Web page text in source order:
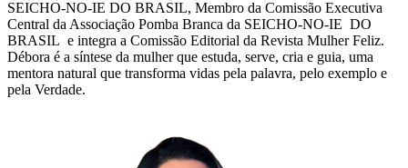
SEICHO-NO-IE DO BRASIL, Membro da Comissão Executiva
Central da Associação Pomba Branca da SEICHO-NO-IE DO
BRASIL e integra a Comissão Editorial da Revista Mulher Feliz.
Débora é a síntese da mulher que estuda, serve, cria e guia, uma
mentora natural que transforma vidas pela palavra, pelo exemplo e
pela Verdade.